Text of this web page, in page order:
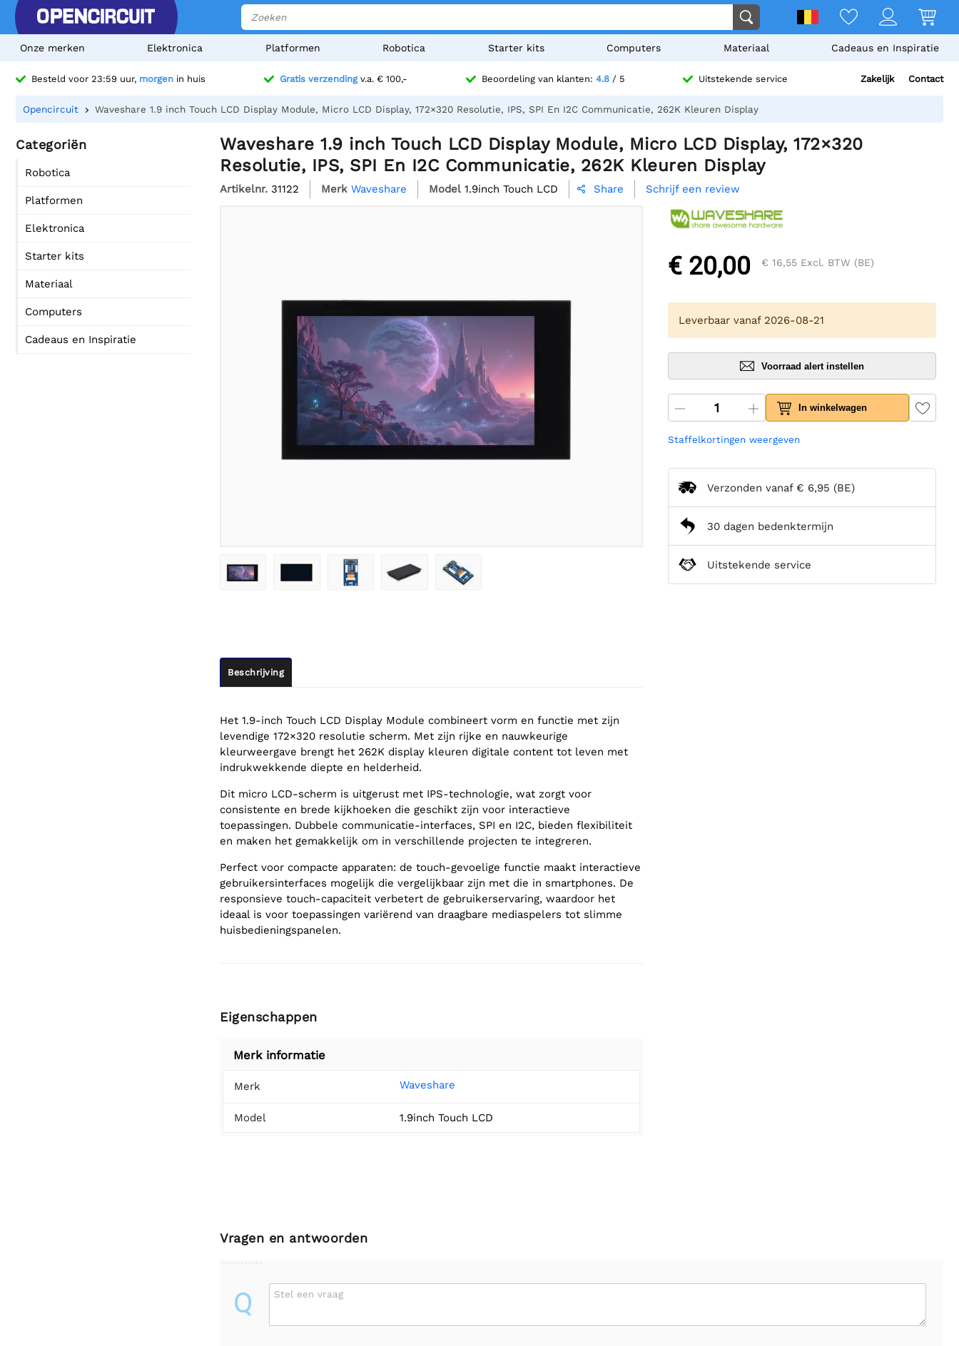
Onze merken Elektronica Platformen Robotica Starter kits Computers Materiaal Cadeaus en Inspiratie
Besteld voor 23:59 uur, morgen in huis Gratis verzendingv.a. € 100,- Beoordeling van klanten: 4.8/ 5 Uitstekende service Zakelijk Contact
Opencircuit Waveshare 1.9 inch Touch LCD Display Module, Micro LCD Display, 172×320 Resolutie, IPS, SPI En I2C Communicatie, 262K Kleuren Display
Categoriën
Robotica
Platformen
Elektronica
Starter kits
Materiaal
Computers
Cadeaus en Inspiratie
Waveshare 1.9 inch Touch LCD Display Module, Micro LCD Display, 172×320
Resolutie, IPS, SPI En I2C Communicatie, 262K Kleuren Display
Artikelnr. 31122 Merk Waveshare Model 1.9inch Touch LCD  Share Schrijf een review
Beschrijving
Het 1.9-inch Touch LCD Display Module combineert vorm en functie met zijn
levendige 172×320 resolutie scherm. Met zijn rijke en nauwkeurige
kleurweergave brengt het 262K display kleuren digitale content tot leven met
indrukwekkende diepte en helderheid.
Dit micro LCD-scherm is uitgerust met IPS-technologie, wat zorgt voor
consistente en brede kijkhoeken die geschikt zijn voor interactieve
toepassingen. Dubbele communicatie-interfaces, SPI en I2C, bieden flexibiliteit
en maken het gemakkelijk om in verschillende projecten te integreren.
Perfect voor compacte apparaten: de touch-gevoelige functie maakt interactieve
gebruikersinterfaces mogelijk die vergelijkbaar zijn met die in smartphones. De
responsieve touch-capaciteit verbetert de gebruikerservaring, waardoor het
ideaal is voor toepassingen variërend van draagbare mediaspelers tot slimme
huisbedieningspanelen.
Eigenschappen
Merk informatie
Merk Waveshare
Model 1.9inch Touch LCD
€ 20,00 € 16,55 Excl. BTW (BE)
Leverbaar vanaf 2026-08-21
Voorraad alert instellen
In winkelwagen
Staffelkortingen weergeven
Verzonden vanaf € 6,95 (BE)
30 dagen bedenktermijn
Uitstekende service
Vragen en antwoorden
Q Stel een vraag